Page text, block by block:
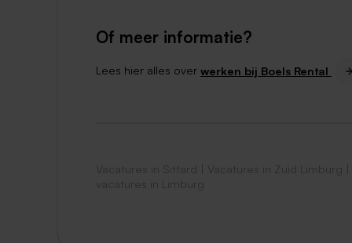
Of meer informatie?
Lees hier alles over werken bij Boels Rental